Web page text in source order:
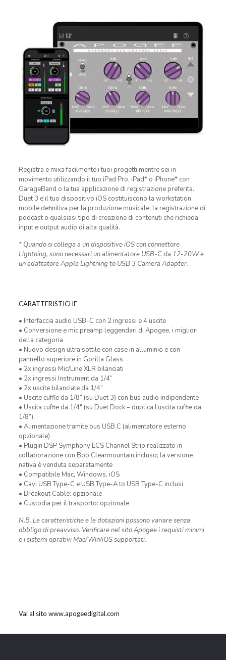
Registra e mixa facilmente i tuoi progetti mentre sei in
movimento utilizzando il tuo iPad Pro, iPad* o iPhone* con
GarageBand o la tua applicazione di registrazione preferita.
Duet 3 e il tuo dispositivo iOS costituiscono la workstation
mobile definitiva per la produzione musicale, la registrazione di
podcast o qualsiasi tipo di creazione di contenuti che richieda
input e output audio di alta qualità.
* Quando si collega a un dispositivo iOS con connettore
Lightning, sono necessari un alimentatore USB-C da 12-20W e
un adattatore Apple Lightning to USB 3 Camera Adapter.
CARATTERISTICHE
• Interfaccia audio USB-C con 2 ingressi e 4 uscite
• Conversione e mic preamp leggendari di Apogee, i migliori
della categoria
• Nuovo design ultra sottile con case in alluminio e con
pannello superiore in Gorilla Glass
• 2x ingressi Mic/Line XLR bilanciati
• 2x ingressi Instrument da 1/4”
• 2x uscite bilanciate da 1/4”
• Uscite cuffie da 1/8” (su Duet 3) con bus audio indipendente
• Uscita cuffie da 1/4″ (su Duet Dock – duplica l’uscita cuffie da
1/8”)
• Alimentazione tramite bus USB C (alimentatore esterno
opzionale)
• Plugin DSP Symphony ECS Channel Strip realizzato in
collaborazione con Bob Clearmountain incluso; la versione
nativa è venduta separatamente
• Compatibile Mac, Windows, iOS
• Cavi USB Type-C e USB Type-A to USB Type-C inclusi
• Breakout Cable: opzionale
• Custodia per il trasporto: opzionale
N.B. Le caratteristiche e le dotazioni possono variare senza
obbligo di preavviso. Verificare nel sito Apogee i requisti minimi
e i sistemi oprativi Mac/Win/iOS supportati.
Vai al sito www.apogeedigital.com